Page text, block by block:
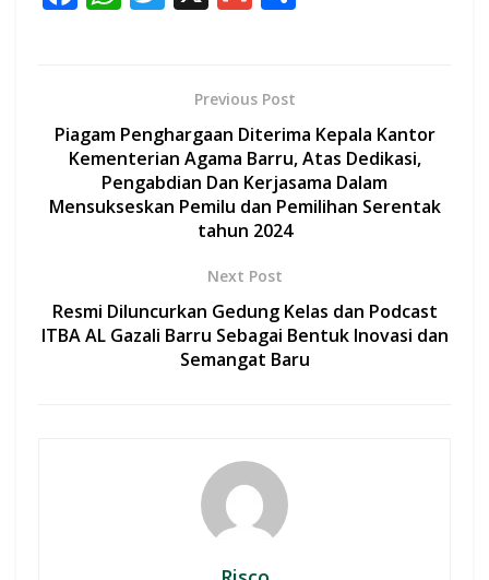
o
o
k
A
p
p
er l
Previous Post
Piagam Penghargaan Diterima Kepala Kantor
Kementerian Agama Barru, Atas Dedikasi,
Pengabdian Dan Kerjasama Dalam
Mensukseskan Pemilu dan Pemilihan Serentak
tahun 2024
Next Post
Resmi Diluncurkan Gedung Kelas dan Podcast
ITBA AL Gazali Barru Sebagai Bentuk Inovasi dan
Semangat Baru